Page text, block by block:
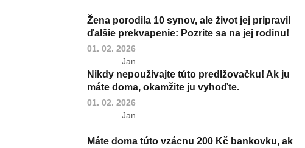
Žena porodila 10 synov, ale život jej pripravil
ďalšie prekvapenie: Pozrite sa na jej rodinu!
01. 02. 2026
Jan
Nikdy nepoužívajte túto predlžovačku! Ak ju
máte doma, okamžite ju vyhoďte.
01. 02. 2026
Jan
Máte doma túto vzácnu 200 Kč bankovku, ak